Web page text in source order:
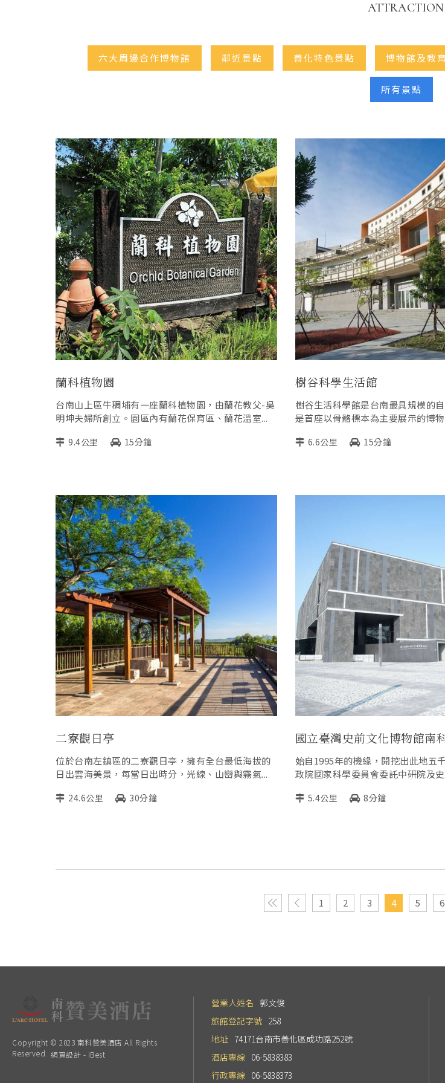
ATTRACTION
六大周邊合作博物館 鄰近景點 善化特色景點 博物館及教
所有景點
蘭科植物園
台南山上區牛稠埔有一座蘭科植物園，由蘭花教父-吳
明坤夫婦所創立。園區內有蘭花保育區、蘭花溫室...
9.4公里 15分鐘
樹谷科學生活館
樹谷生活科學館是台南最具規模的
是首座以骨骼標本為主要展示的博
6.6公里 15分鐘
二寮觀日亭
位於台南左鎮區的二寮觀日亭，擁有全台最低海拔的
日出雲海美景，每當日出時分，光線、山巒與霧氣...
24.6公里 30分鐘
國立臺灣史前文化博物館南
始自1995年的機緣，開挖出此地五
政院國家科學委員會委託中研院及
5.4公里 8分鐘
1 2 3 4 5 6
Copyright © 2023 南科贊美酒店 All Rights
Reserved. 網頁設計 - iBest
營業人姓名 郭文俊
旅館登記字號 258
地址 74171台南市善化區成功路252號
酒店專線 06-5838383
行政專線 06-5838373